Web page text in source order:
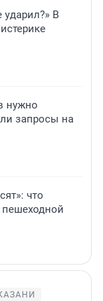
В
нужно
запросы на
что